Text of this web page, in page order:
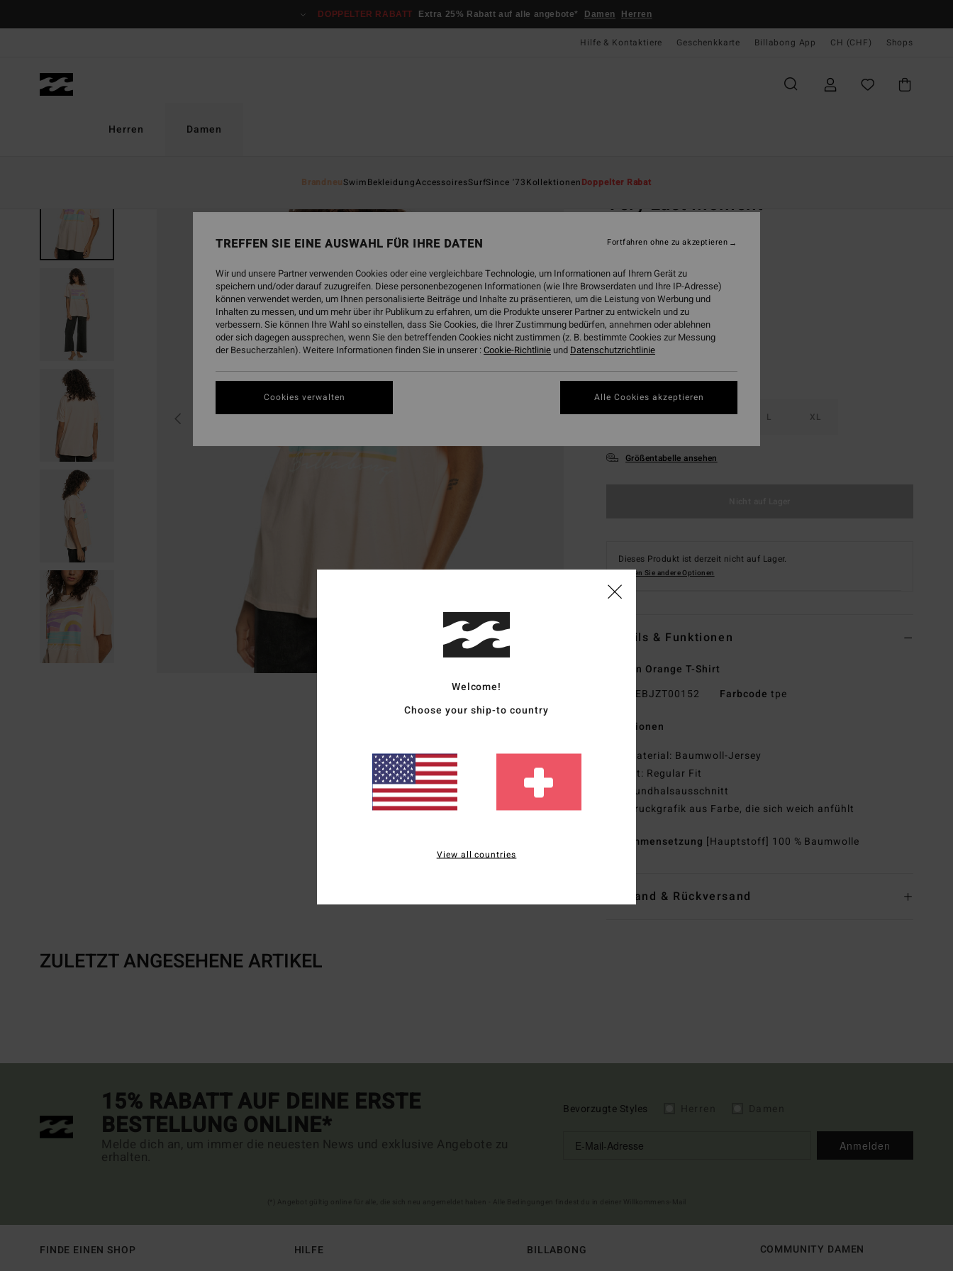
DOPPELTER RABATT Extra 25% Rabatt auf alle angebote* Damen Herren
Hilfe & Kontaktiere Geschenkkarte Billabong App CH (CHF) Shops
Herren Damen
BrandneuSwimBekleidungAccessoiresSurfSince '73KollektionenDoppelter Rabat
Very Last Moment
FarbeTropical Peach
XS S M L XL
Größentabelle ansehen
Dieses Produkt ist derzeit nicht auf Lager.
Kaufen Sie andere Optionen
Details & Funktionen
Frauen Orange T-Shirt
EBJZT00152 Farbcode tpe
Funktionen
Material: Baumwoll-Jersey
Fit: Regular Fit
Rundhalsausschnitt
Druckgrafik aus Farbe, die sich weich anfühlt
Zusammensetzung [Hauptstoff] 100 % Baumwolle
Versand & Rückversand
ZULETZT ANGESEHENE ARTIKEL
15% RABATT AUF DEINE ERSTE
BESTELLUNG ONLINE*
Melde dich an, um immer die neuesten News und exklusive Angebote zu
erhalten.
Bevorzugte Styles
Anmelden
FINDE EINEN SHOP HILFE BILLABONG COMMUNITY DAMEN
Welcome!
Choose your ship-to country
View all countries
TREFFEN SIE EINE AUSWAHL FÜR IHRE DATEN
Wir und unsere Partner verwenden Cookies oder eine vergleichbare Technologie, um Informationen auf Ihrem Gerät zu
speichern und/oder darauf zuzugreifen. Diese personenbezogenen Informationen (wie Ihre Browserdaten und Ihre IP-Adresse)
können verwendet werden, um Ihnen personalisierte Beiträge und Inhalte zu präsentieren, um die Leistung von Werbung und
Inhalten zu messen, und um mehr über ihr Publikum zu erfahren, um die Produkte unserer Partner zu entwickeln und zu
verbessern. Sie können Ihre Wahl so einstellen, dass Sie Cookies, die Ihrer Zustimmung bedürfen, annehmen oder ablehnen
oder sich dagegen aussprechen, wenn Sie den betreffenden Cookies nicht zustimmen (z. B. bestimmte Cookies zur Messung
der Besucherzahlen). Weitere Informationen finden Sie in unserer :Cookie-Richtlinie und Datenschutzrichtlinie
Cookies verwalten
Fortfahren ohne zu akzeptieren
Alle Cookies akzeptieren